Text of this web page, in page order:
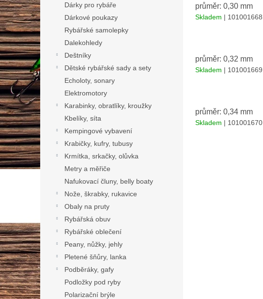
Dárky pro rybáře
Dárkové poukazy
Rybářské samolepky
Dalekohledy
Deštníky
Dětské rybářské sady a sety
Echoloty, sonary
Elektromotory
Karabinky, obratlíky, kroužky
Kbelíky, síta
Kempingové vybavení
Krabičky, kufry, tubusy
Krmítka, srkačky, olůvka
Metry a měřiče
Nafukovací čluny, belly boaty
Nože, škrabky, rukavice
Obaly na pruty
Rybářská obuv
Rybářské oblečení
Peany, nůžky, jehly
Pletené šňůry, lanka
Podběráky, gafy
Podložky pod ryby
Polarizační brýle
průměr: 0,30 mm
Skladem | 101001668
průměr: 0,32 mm
Skladem | 101001669
průměr: 0,34 mm
Skladem | 101001670